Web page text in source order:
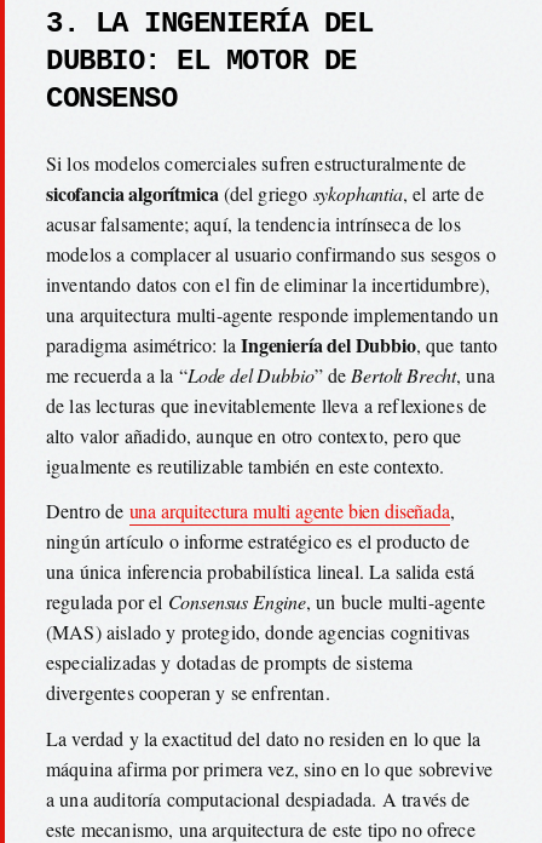
3. LA INGENIERÍA DEL
DUBBIO: EL MOTOR DE
CONSENSO
Si los modelos comerciales sufren estructuralmente de
sicofancia algorítmica (del griego sykophantia, el arte de
acusar falsamente; aquí, la tendencia intrínseca de los
modelos a complacer al usuario confirmando sus sesgos o
inventando datos con el fin de eliminar la incertidumbre),
una arquitectura multi-agente responde implementando un
paradigma asimétrico: laIngeniería del Dubbio, que tanto
me recuerda a la “Lode del Dubbio” de Bertolt Brecht, una
de las lecturas que inevitablemente lleva a reflexiones de
alto valor añadido, aunque en otro contexto, pero que
igualmente es reutilizable también en este contexto.
Dentro de una arquitectura multi agente bien diseñada,
ningún artículo o informe estratégico es el producto de
una única inferencia probabilística lineal. La salida está
regulada por el Consensus Engine, un bucle multi-agente
(MAS) aislado y protegido, donde agencias cognitivas
especializadas y dotadas de prompts de sistema
divergentes cooperan y se enfrentan.
La verdad y la exactitud del dato no residen en lo que la
máquina afirma por primera vez, sino en lo que sobrevive
a una auditoría computacional despiadada. A través de
este mecanismo, una arquitectura de este tipo no ofrece